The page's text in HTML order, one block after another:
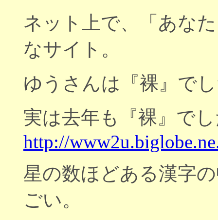
ネット上で、「あな
なサイト。
ゆうさんは『裸』で
実は去年も『裸』で
http://
星の数ほどある漢字
ごい。